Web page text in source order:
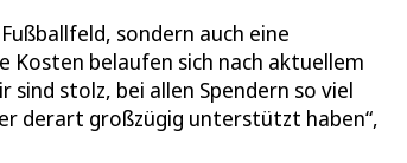
sondern auch eine
belaufen sich nach aktuellem
sind stolz, bei allen Spendern so viel
derart großzügig unterstützt haben“,